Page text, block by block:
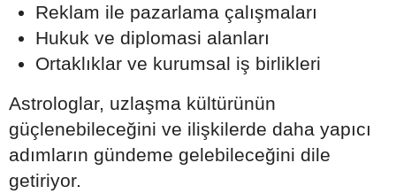
Reklam ile pazarlama çalışmaları
Hukuk ve diplomasi alanları
Ortaklıklar ve kurumsal iş birlikleri
Astrologlar, uzlaşma kültürünün
güçlenebileceğini ve ilişkilerde daha yapıcı
adımların gündeme gelebileceğini dile
getiriyor.